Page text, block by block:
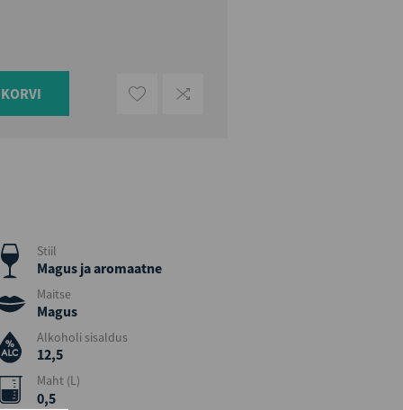
Stiil
Magus ja aromaatne
Maitse
Magus
Alkoholi sisaldus
12,5
Maht (L)
0,5